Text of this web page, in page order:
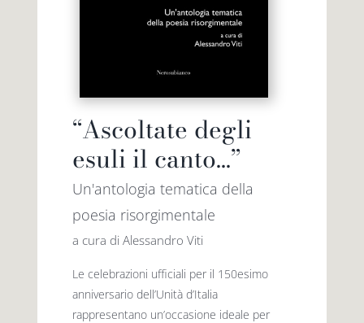
“Ascoltate degli
esuli il canto…”
Un'antologia tematica della
poesia risorgimentale
a cura di Alessandro Viti
Le celebrazioni ufficiali per il 150esimo
anniversario dell’Unità d’Italia
rappresentano un’occasione ideale per